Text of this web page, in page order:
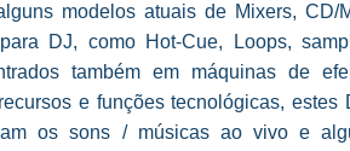
modelos atuais de Mixers, CD/
DJ, como Hot-Cue, Loops,
também em máquinas de
e funções tecnológicas, estes
os sons / músicas ao vivo e